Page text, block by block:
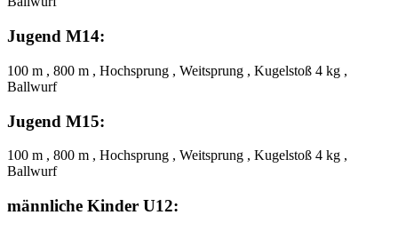
Jugend M14:
100 m , 800 m , Hochsprung , Weitsprung , Kugelstoß 4 kg ,
Ballwurf
Jugend M15:
100 m , 800 m , Hochsprung , Weitsprung , Kugelstoß 4 kg ,
Ballwurf
männliche Kinder U12: